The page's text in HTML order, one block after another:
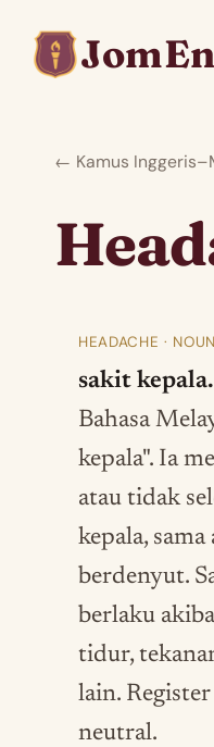
← Kamus
HEADACHE ·
sakit kepala.
Bahasa
kepala". Ia
atau tidak
kepala,
berdenyut.
berlaku
tidur,
lain.
neutral.